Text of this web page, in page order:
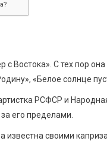
Востока». С тех пор
«Белое солнце
РСФСР и
его пределами.
своими